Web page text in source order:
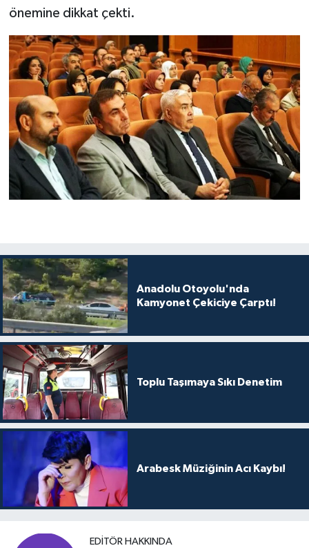
önemine dikkat çekti.
Anadolu Otoyolu'nda
Kamyonet Çekiciye Çarptı!
Toplu Taşımaya Sıkı Denetim
Arabesk Müziğinin Acı Kaybı!
EDITÖR HAKKINDA